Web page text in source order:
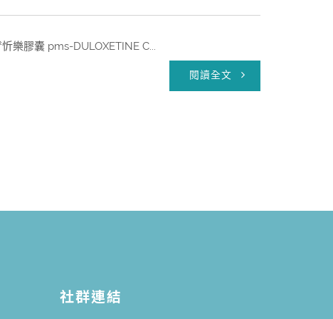
樂膠囊 pms-DULOXETINE C...
閱讀全文
社群連結